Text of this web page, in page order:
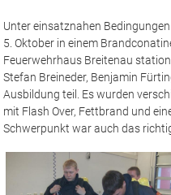
Unter einsatznahen
5. Oktober in einem
Feuerwehrhaus Breitenau
Stefan Breineder, Benjamin
Ausbildung teil. Es wurden
mit Flash Over, Fettbrand und
Schwerpunkt war auch das